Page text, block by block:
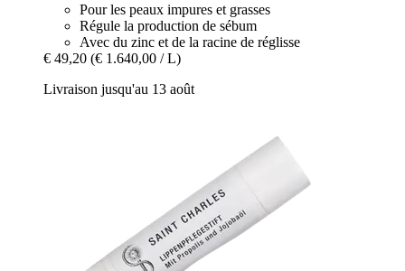
Pour les peaux impures et grasses
Régule la production de sébum
Avec du zinc et de la racine de réglisse
€ 49,20 (€ 1.640,00 / L)
Livraison jusqu'au 13 août